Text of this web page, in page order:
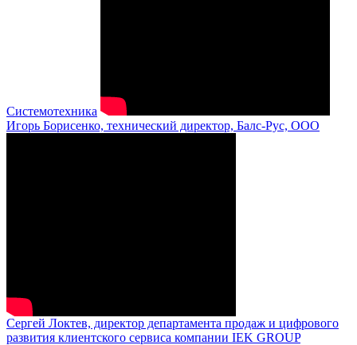
Системотехника
Игорь Борисенко, технический директор, Балс-Рус, ООО
Сергей Локтев, директор департамента продаж и цифрового
развития клиентского сервиса компании IEK GROUP